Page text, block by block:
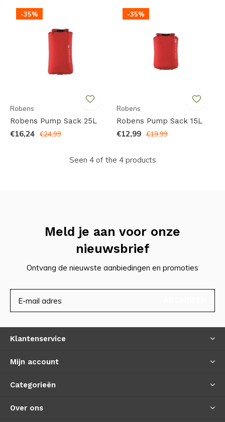
-35%
Robens
Robens Pump Sack 25L
€16,24 €24,99
-35%
Robens
Robens Pump Sack 15L
€12,99 €19,99
Seen 4 of the 4 products
Meld je aan voor onze
nieuwsbrief
Ontvang de nieuwste aanbiedingen en promoties
Klantenservice
Mijn account
Categorieën
Over ons